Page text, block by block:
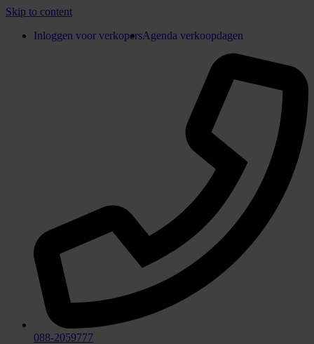
Skip to content
Inloggen voor verkopersAgenda verkoopdagen
088-2059777